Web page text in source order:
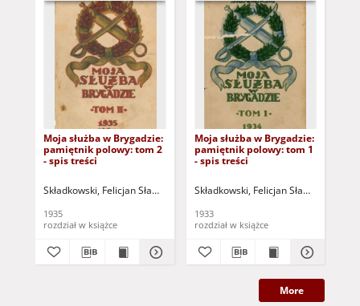
Moja służba w Brygadzie:
pamiętnik polowy: tom 2
- spis treści
Składkowski, Felicjan Sławoj (1885-1962)
1935
rozdział w książce
Moja służba w Brygadzie:
pamiętnik polowy: tom 1
- spis treści
Składkowski, Felicjan Sławoj (1885-
1933
rozdział w książce
More